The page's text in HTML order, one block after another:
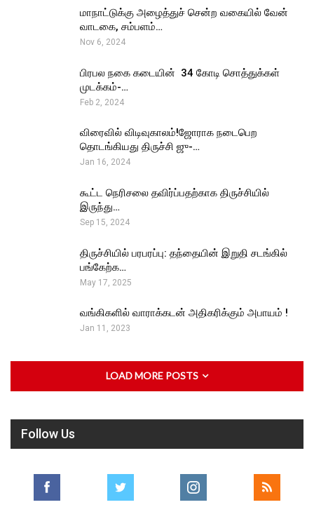
மாநாட்டுக்கு அழைத்துச் சென்ற வகையில் வேன்
வாடகை, சம்பளம்…
Nov 6, 2024
பிரபல நகை கடையின் ₹ 34 கோடி சொத்துக்கள்
முடக்கம்-…
Feb 2, 2024
விரைவில் விடிவுகாலம்!ஜோராக நடைபெற
தொடங்கியது திருச்சி ஜு-…
Jan 16, 2024
கூட்ட நெரிசலை தவிர்ப்பதற்காக திருச்சியில்
இருந்து…
Sep 15, 2024
திருச்சியில் பரபரப்பு: தந்தையின் இறுதி சடங்கில்
பங்கேற்க…
May 17, 2025
வங்கிகளில் வாராக்கடன் அதிகரிக்கும் அபாயம் !
Jan 11, 2023
LOAD MORE POSTS
Follow Us